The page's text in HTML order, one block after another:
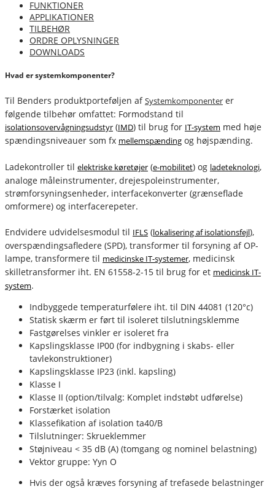
FUNKTIONER
APPLIKATIONER
TILBEHØR
ORDRE OPLYSNINGER
DOWNLOADS
Hvad er systemkomponenter?
Til Benders produktporteføljen afSystemkomponenter er
følgende tilbehør omfattet: Formodstand til
isolationsovervågningsudstyr (IMD) til brug for IT-system med høje
spændingsniveauer som fx mellemspænding og højspænding.
Ladekontroller til elektriske køretøjer (e-mobilitet) og ladeteknologi,
analoge måleinstrumenter, drejespoleinstrumenter,
strømforsyningsenheder, interfacekonverter (grænseflade
omformere) og interfacerepeter.
Endvidere udvidelsesmodul til IFLS (lokalisering af isolationsfejl),
overspændingsafledere (SPD), transformer til forsyning af OP-
lampe, transformere til medicinske IT-systemer, medicinsk
skilletransformer iht. EN 61558-2-15 til brug for et medicinsk IT-
system.
Indbyggede temperaturfølere iht. til DIN 44081 (120°c)
Statisk skærm er ført til isoleret tilslutningsklemme
Fastgørelses vinkler er isoleret fra
Kapslingsklasse IP00 (for indbygning i skabs- eller
tavlekonstruktioner)
Kapslingsklasse IP23 (inkl. kapsling)
Klasse I
Klasse II (option/tilvalg: Komplet indstøbt udførelse)
Forstærket isolation
Klassefikation af isolation ta40/B
Tilslutninger: Skrueklemmer
Støjniveau < 35 dB (A) (tomgang og nominel belastning)
Vektor gruppe: Yyn O
Hvis der også kræves forsyning af trefasede belastninger